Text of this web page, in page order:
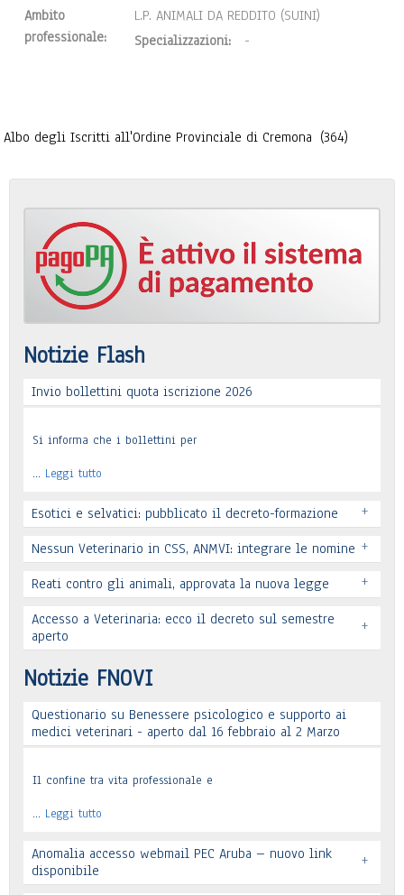
Ambito
professionale:
L.P. ANIMALI DA REDDITO (SUINI)
Specializzazioni:
-
Albo degli Iscritti all'Ordine Provinciale di Cremona (364)
Notizie Flash
Invio bollettini quota iscrizione 2026
Si informa che i bollettini per
… Leggi tutto
Esotici e selvatici: pubblicato il decreto-formazione +
Leggi tutto
Nessun Veterinario in CSS, ANMVI: integrare le nomine +
Leggi tutto
Reati contro gli animali, approvata la nuova legge +
Leggi tutto
Accesso a Veterinaria: ecco il decreto sul semestre
aperto
+
Leggi tutto
Notizie FNOVI
Questionario su Benessere psicologico e supporto ai
medici veterinari - aperto dal 16 febbraio al 2 Marzo
Il confine tra vita professionale e
… Leggi tutto
Anomalia accesso webmail PEC Aruba – nuovo link
disponibile
+